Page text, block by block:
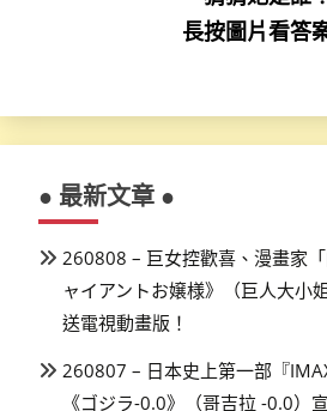
長按圖片看答
● 最新文章 ●
260808 – 巨女控歡喜、漫畫家
ャイアントお嬢様》（巨人大小
送電視動畫版！
260807 – 日本史上第一部『
《ゴジラ-0.0》（哥吉拉 -0.0）